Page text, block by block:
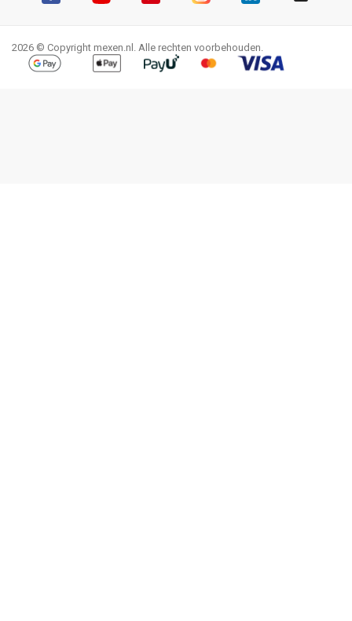
2026 © Copyright mexen.nl. Alle rechten voorbehouden.